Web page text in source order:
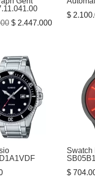
El
era:
$ 3.378.000.
$ 2.447.000El
$ 2.447.000.
$
Swatch
$